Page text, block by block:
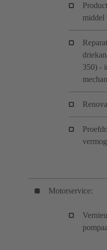
middel
350) -
Motorservice: